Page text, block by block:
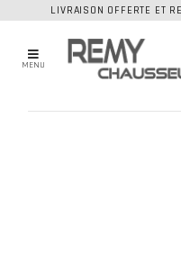
LIVRAISON OFFERTE ET
MENU